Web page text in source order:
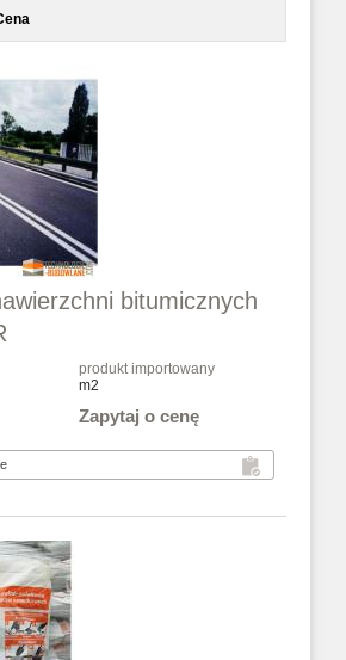
bitumicznych
produkt importowany
m2
Zapytaj o cenę